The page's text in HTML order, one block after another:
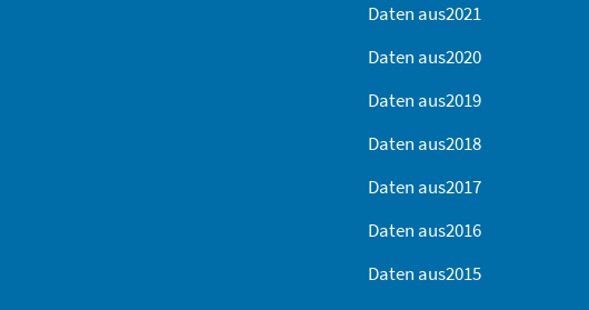
Daten aus2021
Daten aus2020
Daten aus2019
Daten aus2018
Daten aus2017
Daten aus2016
Daten aus2015